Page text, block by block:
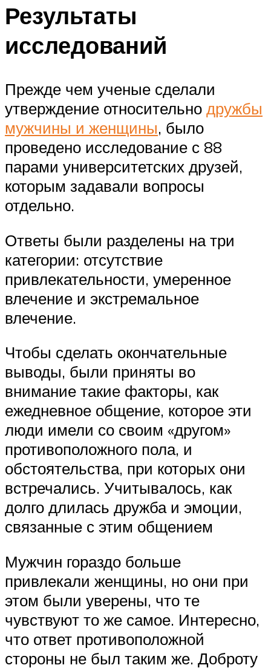
Результаты
исследований
Прежде чем ученые сделали
утверждение относительно дружбы
мужчины и женщины, было
проведено исследование с 88
парами университетских друзей,
которым задавали вопросы
отдельно.
Ответы были разделены на три
категории: отсутствие
привлекательности, умеренное
влечение и экстремальное
влечение.
Чтобы сделать окончательные
выводы, были приняты во
внимание такие факторы, как
ежедневное общение, которое эти
люди имели со своим «другом»
противоположного пола, и
обстоятельства, при которых они
встречались. Учитывалось, как
долго длилась дружба и эмоции,
связанные с этим общением
Мужчин гораздо больше
привлекали женщины, но они при
этом были уверены, что те
чувствуют то же самое. Интересно,
что ответ противоположной
стороны не был таким же. Доброту